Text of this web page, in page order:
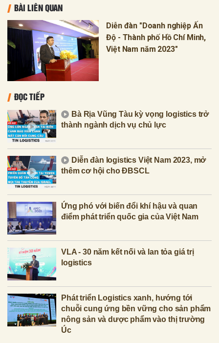
BÀI LIÊN QUAN
Diễn đàn "Doanh nghiệp Ấn
Độ - Thành phố Hồ Chí Minh,
Việt Nam năm 2023"
ĐỌC TIẾP
Bà Rịa Vũng Tàu kỳ vọng logistics trở
thành ngành dịch vụ chủ lực
Diễn đàn logistics Việt Nam 2023, mở
thêm cơ hội cho ĐBSCL
Ứng phó với biến đổi khí hậu và quan
điểm phát triển quốc gia của Việt Nam
VLA - 30 năm kết nối và lan tỏa giá trị
logistics
Phát triển Logistics xanh, hướng tới
chuỗi cung ứng bền vững cho sản phẩm
nông sản và dược phẩm vào thị trường
Úc